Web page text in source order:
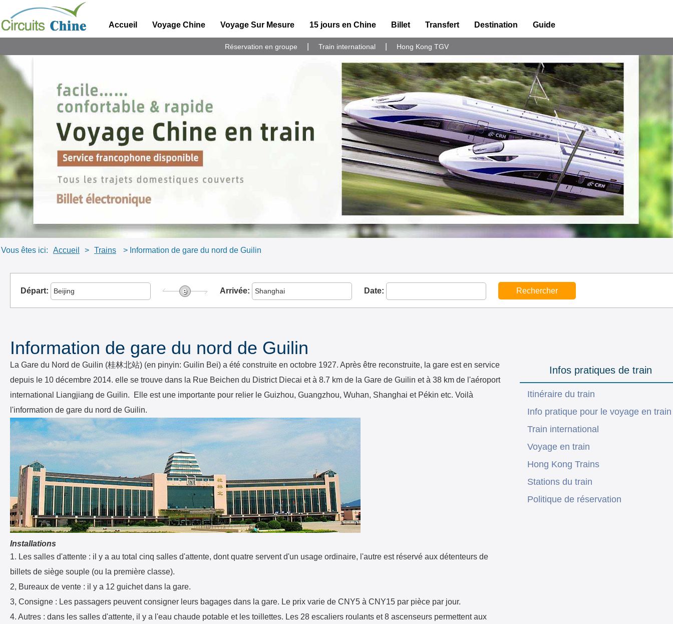
Accueil Voyage Chine Voyage Sur Mesure 15 jours en Chine Billet Transfert Destination Guide
Réservation en groupe Train international Hong Kong TGV
Vous êtes ici: Accueil > Trains > Information de gare du nord de Guilin
Départ: Arrivée: Date:
Information de gare du nord de Guilin
La Gare du Nord de Guilin (桂林北站) (en pinyin: Guilin Bei) a été construite en octobre 1927. Après être reconstruite, la gare est en service
depuis le 10 décembre 2014. elle se trouve dans la Rue Beichen du District Diecai et à 8.7 km de la Gare de Guilin et à 38 km de l'aéroport
international Liangjiang de Guilin. Elle est une importante pour relier le Guizhou, Guangzhou, Wuhan, Shanghai et Pékin etc. Voilà
l'information de gare du nord de Guilin.
Installations
1. Les salles d'attente : il y a au total cinq salles d'attente, dont quatre servent d'un usage ordinaire, l'autre est réservé aux détenteurs de
billets de siège souple (ou la première classe).
2, Bureaux de vente : il y a 12 guichet dans la gare.
3, Consigne : Les passagers peuvent consigner leurs bagages dans la gare. Le prix varie de CNY5 à CNY15 par pièce par jour.
4. Autres : dans les salles d'attente, il y a l'eau chaude potable et les toillettes. Les 28 escaliers roulants et 8 ascenseurs permettent aux
Infos pratiques de train
Itinéraire du train
Info pratique pour le voyage en train
Train international
Voyage en train
Hong Kong Trains
Stations du train
Politique de réservation